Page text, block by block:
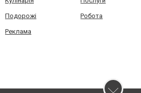
Подорожі Робота
Реклама